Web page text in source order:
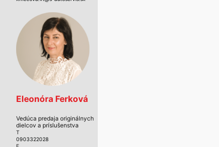
Eleonóra Ferková
Vedúca predaja originálnych
dielcov a príslušenstva
T
0903322028